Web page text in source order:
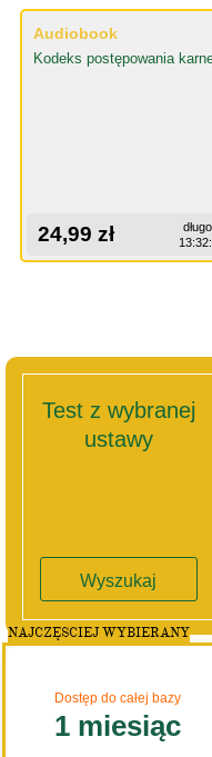
Audiobook
Kodeks postępowania
24,99 zł
Test z wybranej
ustawy
Wyszukaj
Dostęp do całej bazy
1 miesiąc
NAJCZĘSCIEJ WYBIERANY